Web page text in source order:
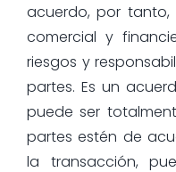
acuerdo, por
comercial y
riesgos y
partes. Es un
puede ser
partes estén de
la transacción,